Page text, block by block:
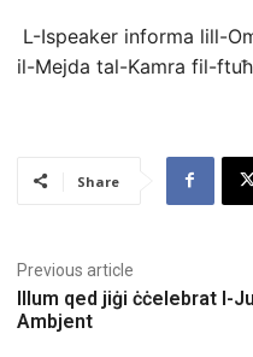
L-Ispeaker informa lill-
il-Mejda tal-Kamra fil-
Share
Previous article
Illum qed jiġi ċċelebrat l-
Ambjent